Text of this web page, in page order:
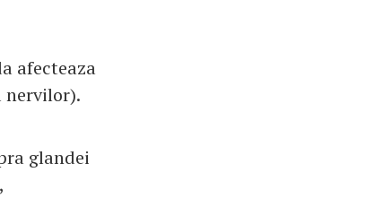
afecteaza
nervilor).
glandei